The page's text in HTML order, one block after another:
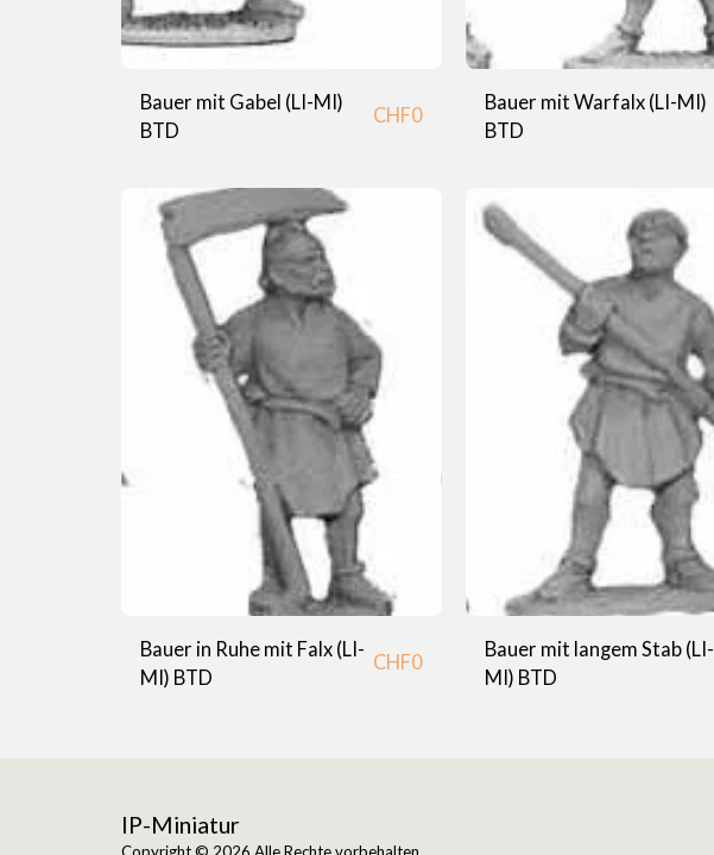
Bauer mit Gabel (LI-MI)
BTD
CHF0
Bauer mit Warfalx (LI-MI)
BTD
Bauer in Ruhe mit Falx (LI-
MI) BTD
CHF0
Bauer mit langem Stab (LI-
MI) BTD
IP-Miniatur
Copyright © 2026 Alle Rechte vorbehalten.